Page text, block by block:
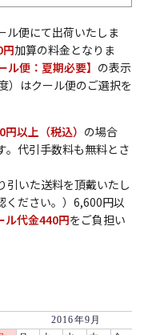
ル便にて出荷いたしま
加算の料金となりま
ル便：夏期必要】 の表示
）はクール便のご選択を
以上（税込） の場合
。代引手数料も無料とさ
引いた送料を頂戴いたし
ください。）6,600円以
ル代金440円をご負担い